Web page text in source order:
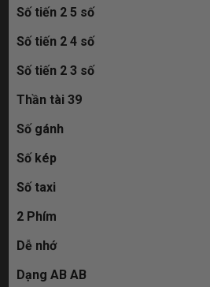
Số tiến 2 5 số
Số tiến 2 4 số
Số tiến 2 3 số
Thần tài 39
Số gánh
Số kép
Số taxi
2 Phím
Dễ nhớ
Dạng AB AB